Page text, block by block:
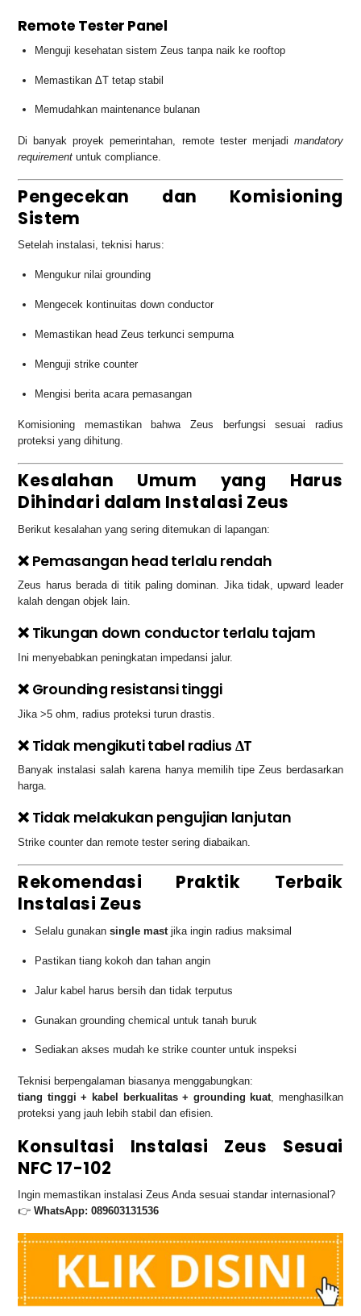
Remote Tester Panel
Menguji kesehatan sistem Zeus tanpa naik ke rooftop
Memastikan ΔT tetap stabil
Memudahkan maintenance bulanan
Di banyak proyek pemerintahan, remote tester menjadi mandatory
requirement untuk compliance.
Pengecekan dan Komisioning
Sistem
Setelah instalasi, teknisi harus:
Mengukur nilai grounding
Mengecek kontinuitas down conductor
Memastikan head Zeus terkunci sempurna
Menguji strike counter
Mengisi berita acara pemasangan
Komisioning memastikan bahwa Zeus berfungsi sesuai radius
proteksi yang dihitung.
Kesalahan Umum yang Harus
Dihindari dalam Instalasi Zeus
Berikut kesalahan yang sering ditemukan di lapangan:
❌ Pemasangan head terlalu rendah
Zeus harus berada di titik paling dominan. Jika tidak, upward leader
kalah dengan objek lain.
❌ Tikungan down conductor terlalu tajam
Ini menyebabkan peningkatan impedansi jalur.
❌ Grounding resistansi tinggi
Jika >5 ohm, radius proteksi turun drastis.
❌ Tidak mengikuti tabel radius ΔT
Banyak instalasi salah karena hanya memilih tipe Zeus berdasarkan
harga.
❌ Tidak melakukan pengujian lanjutan
Strike counter dan remote tester sering diabaikan.
Rekomendasi Praktik Terbaik
Instalasi Zeus
Selalu gunakansingle mast jika ingin radius maksimal
Pastikan tiang kokoh dan tahan angin
Jalur kabel harus bersih dan tidak terputus
Gunakan grounding chemical untuk tanah buruk
Sediakan akses mudah ke strike counter untuk inspeksi
Teknisi berpengalaman biasanya menggabungkan:
tiang tinggi + kabel berkualitas + grounding kuat , menghasilkan
proteksi yang jauh lebih stabil dan efisien.
Konsultasi Instalasi Zeus Sesuai
NFC 17-102
Ingin memastikan instalasi Zeus Anda sesuai standar internasional?
👉WhatsApp: 089603131536